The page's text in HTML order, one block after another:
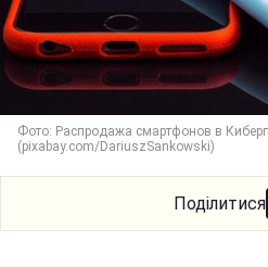
Фото: Распродажа смартфонов в
(pixabay.com/DariuszSankowski)
Поділитися